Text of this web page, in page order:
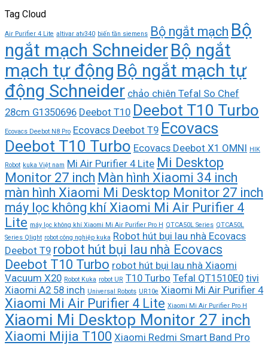
Tag Cloud
Air Purifier 4 Lite altivar atv340 biến tần siemens Bộ ngắt mạch Bộ
ngắt mạch SchneiderBộ ngắt
mạch tự động Bộ ngắt mạch tự
động Schneider chảo chiên Tefal So Chef
28cm G1350696 Deebot T10 Deebot T10 Turbo
Ecovacs Deebot N8 Pro Ecovacs Deebot T9 Ecovacs
Deebot T10 Turbo Ecovacs Deebot X1 OMNI HIK
Robot kuka Việt nam Mi Air Purifier 4 Lite Mi Desktop
Monitor 27 inch Màn hình Xiaomi 34 inch
màn hình Xiaomi Mi Desktop Monitor 27 inch
máy lọc không khí Xiaomi Mi Air Purifier 4
Lite máy lọc không khí Xiaomi Mi Air Purifier Pro H QTCA50L Series QTCA50L
Series Qlight robot công nghiệp kuka Robot hút bụi lau nhà Ecovacs
Deebot T9 robot hút bụi lau nhà Ecovacs
Deebot T10 Turbo robot hút bụi lau nhà Xiaomi
Vacuum X20 Robot Kuka robot UR T10 Turbo Tefal QT1510E0 tivi
Xiaomi A2 58 inch Universal Robots UR10e Xiaomi Mi Air Purifier 4
Xiaomi Mi Air Purifier 4 Lite Xiaomi Mi Air Purifier Pro H
Xiaomi Mi Desktop Monitor 27 inch
Xiaomi Mijia T100 Xiaomi Redmi Smart Band Pro